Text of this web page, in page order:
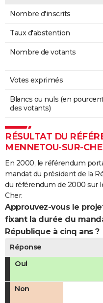
Nombre d'inscrits
Taux d'abstention
Nombre de votants
Votes exprimés
Blancs ou nuls (en
des votants)
RÉSULTAT DU
MENNETOU-SUR-
En 2000, le référendum
mandat du président de la
du référendum de 2000 sur
Cher.
Approuvez-vous le
fixant la durée du
République à cinq ans ?
Réponse
Oui
Non